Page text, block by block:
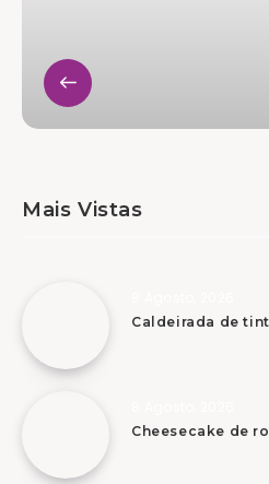
Mais Vistas
Caldeirada de
Cheesecake de